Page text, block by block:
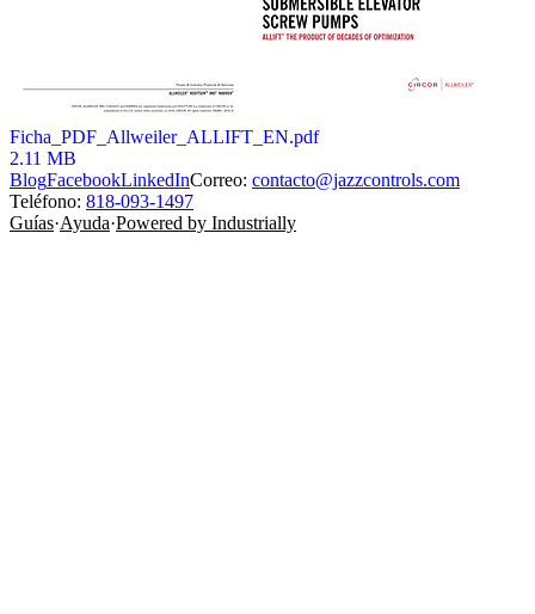
Ficha_PDF_Allweiler_ALLIFT_EN.pdf
2.11 MB
BlogFacebookLinkedInCorreo: contacto@jazzcontrols.com
Teléfono: 818-093-1497
Guías·Ayuda·Powered by Industrially